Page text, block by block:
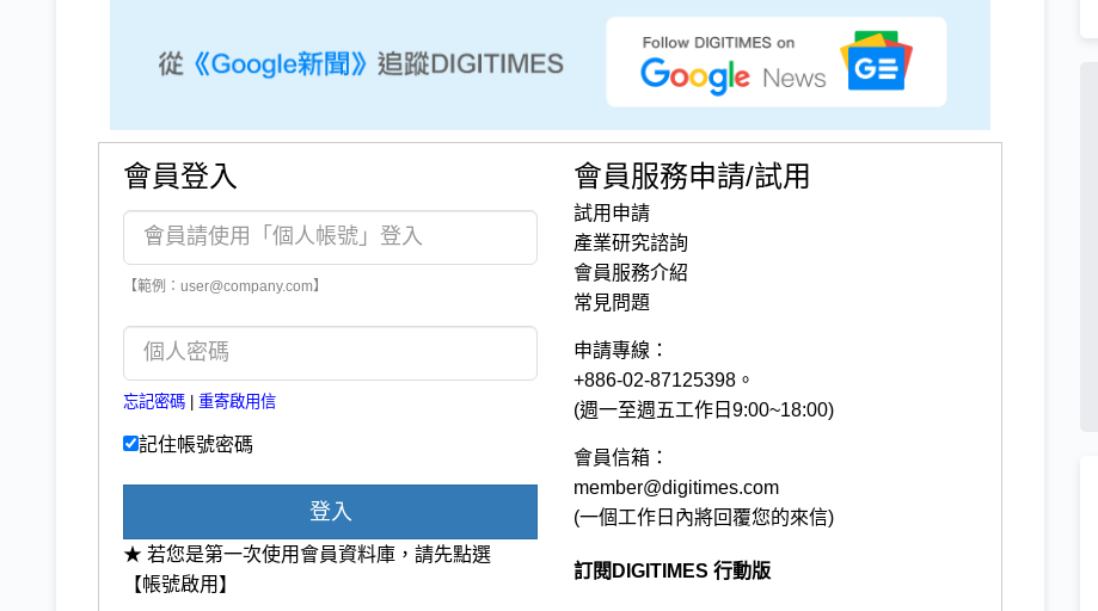
會員登入
【範例：user@company.com】
忘記密碼 重寄啟用信
記住帳號密碼
登入
★ 若您是第一次使用會員資料庫，請先點選
【帳號啟用】
會員服務申請/試用
試用申請
產業研究諮詢
會員服務介紹
常見問題
申請專線：
+886-02-87125398。
(週一至週五工作日9:00~18:00)
會員信箱：
member@digitimes.com
(一個工作日內將回覆您的來信)
訂閱DIGITIMES 行動版